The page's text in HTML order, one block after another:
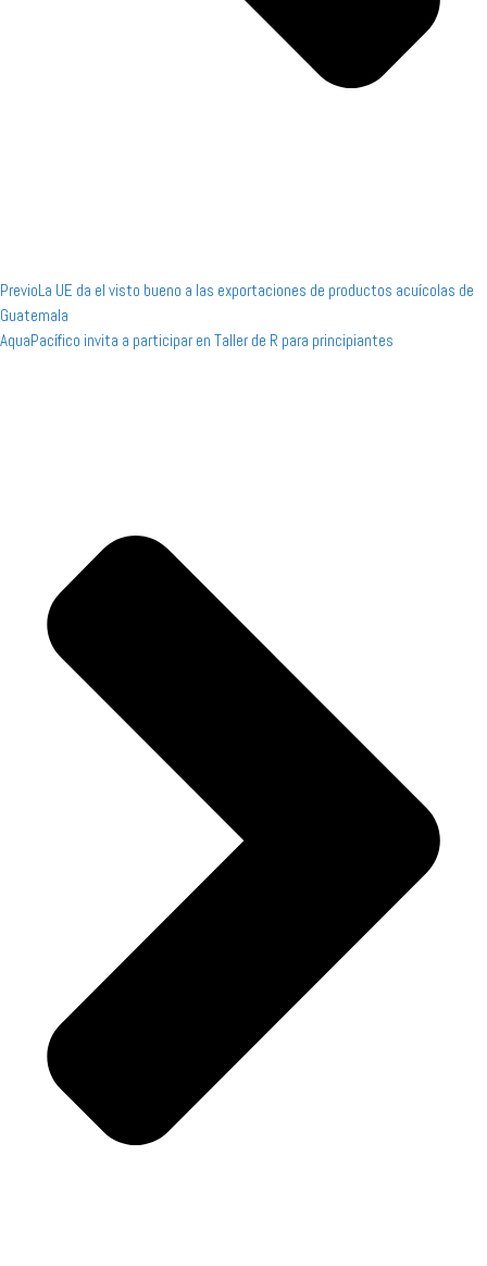
PrevioLa UE da el visto bueno a las exportaciones de productos acuícolas de
Guatemala
AquaPacífico invita a participar en Taller de R para principiantes